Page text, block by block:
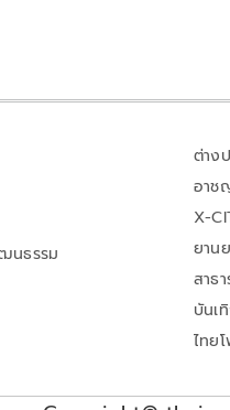
นธรรม
ต่าง
อาช
X-
ยาน
สาธ
บันเ
ไทย